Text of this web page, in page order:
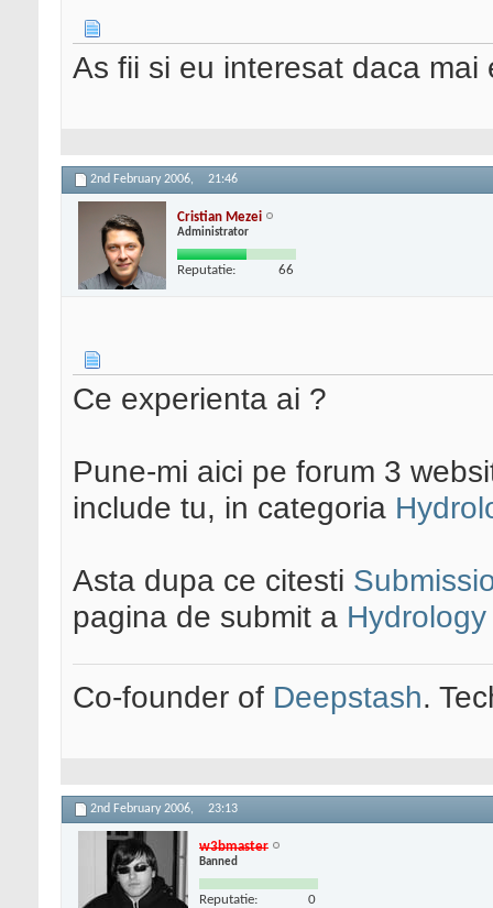
As fii si eu interesat daca mai
2nd February 2006, 21:46
Cristian Mezei
Administrator
Reputatie: 66
Ce experienta ai ?
Pune-mi aici pe forum 3
include tu, in categoria
Asta dupa ce citesti
pagina de submit a
Co-founder of Deepstash.
2nd February 2006, 23:13
w3bmaster
Banned
Reputatie: 0